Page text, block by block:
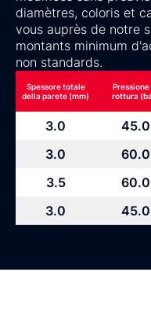
diamètres, coloris et
vous auprès de notre
montants minimum
non standards.
Spessore totale
della parete (mm)
Pressione
rottura
3.0 45.0
3.0
60.0
3.5
60.0
3.0
45.0